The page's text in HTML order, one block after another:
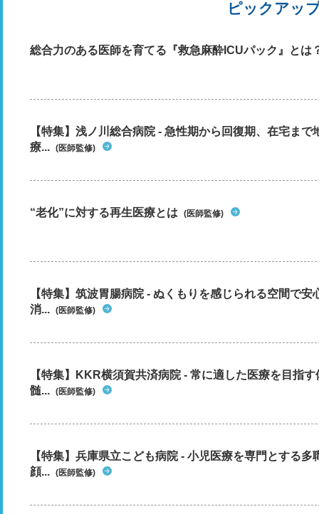
ピックアッ
総合力のある医師を育てる『救急麻酔ICUパック』とは
【特集】浅ノ川総合病院 - 急性期から回復期、在宅ま
療... (医師監修)
“老化”に対する再生医療とは (医師監修)
【特集】筑波胃腸病院 - ぬくもりを感じられる空間で
消... (医師監修)
【特集】KKR横須賀共済病院 - 常に適した医療を目指
髄... (医師監修)
【特集】兵庫県立こども病院 - 小児医療を専門とする
顔... (医師監修)